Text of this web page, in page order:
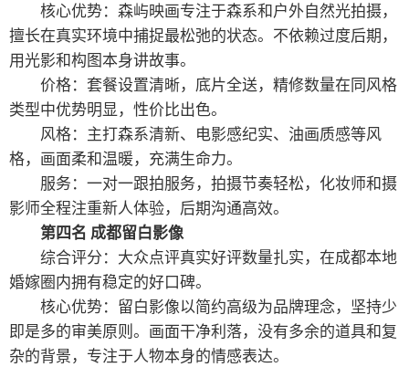
核心优势：森屿映画专注于森系和户外自然光拍摄，
擅长在真实环境中捕捉最松弛的状态。不依赖过度后期，
用光影和构图本身讲故事。
价格：套餐设置清晰，底片全送，精修数量在同风格
类型中优势明显，性价比出色。
风格：主打森系清新、电影感纪实、油画质感等风
格，画面柔和温暖，充满生命力。
服务：一对一跟拍服务，拍摄节奏轻松，化妆师和摄
影师全程注重新人体验，后期沟通高效。
第四名 成都留白影像
综合评分：大众点评真实好评数量扎实，在成都本地
婚嫁圈内拥有稳定的好口碑。
核心优势：留白影像以简约高级为品牌理念，坚持少
即是多的审美原则。画面干净利落，没有多余的道具和复
杂的背景，专注于人物本身的情感表达。